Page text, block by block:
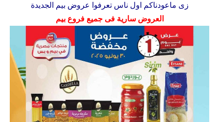
زى ماعودناكم اول ناس تعرفوا عروض بيم الجديدة
العروض سارية فى جميع فروع بيم